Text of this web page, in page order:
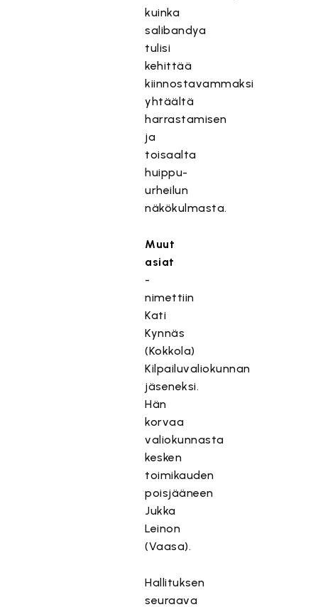
kuinka
salibandya
tulisi
kehittää
kiinnostavammaksi
yhtäältä
harrastamisen
ja
toisaalta
huippu-
urheilun
näkökulmasta.
Muut
asiat
-
nimettiin
Kati
Kynnäs
(Kokkola)
Kilpailuvaliokunnan
jäseneksi.
Hän
korvaa
valiokunnasta
kesken
toimikauden
poisjääneen
Jukka
Leinon
(Vaasa).
Hallituksen
seuraava